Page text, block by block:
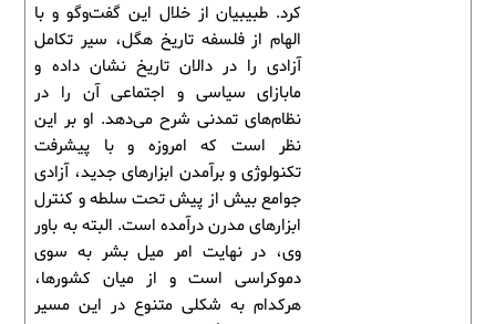
کرد. طبیبیان از خلال این گفت‌وگو و با
الهام از فلسفه تاریخ هگل، سیر تکامل
آزادی را در دالان تاریخ نشان داده و
مابازای سیاسی و اجتماعی آن را در
نظام‌های تمدنی شرح می‌دهد. او بر این
نظر است که امروزه و با پیشرفت
تکنولوژی و برآمدن ابزارهای جدید، آزادی
جوامع بیش از پیش تحت سلطه و کنترل
ابزارهای مدرن درآمده است. البته به باور
وی، در نهایت امر میل بشر به سوی
دموکراسی است و از میان کشورها،
هرکدام به شکلی متنوع در این مسیر